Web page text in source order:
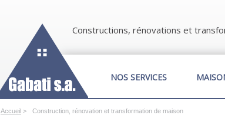
Constructions, rénovations et
NOS SERVICES
Accueil > Construction, rénovation et transformation de maison